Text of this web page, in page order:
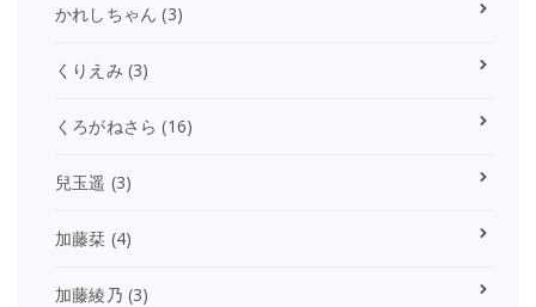
かれしちゃん (3)
くりえみ (3)
くろがねさら (16)
兒玉遥 (3)
加藤栞 (4)
加藤綾乃 (3)